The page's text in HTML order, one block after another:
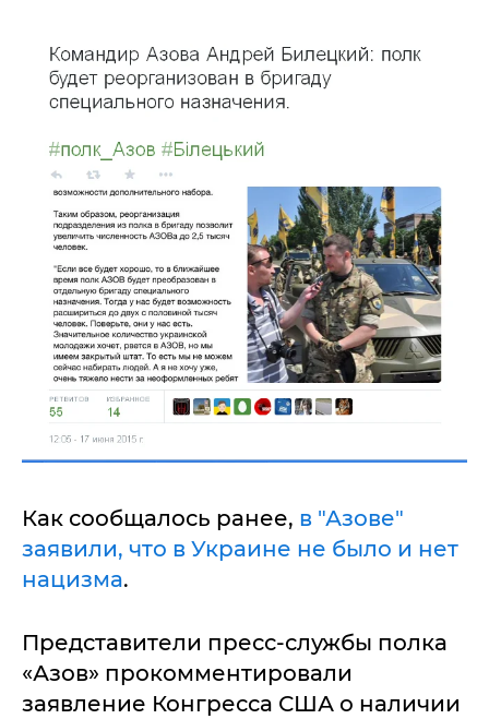
Как сообщалось ранее, в "Азове"
заявили, что в Украине не было и нет
нацизма.
Представители пресс-службы полка
«Азов» прокомментировали
заявление Конгресса США о наличии